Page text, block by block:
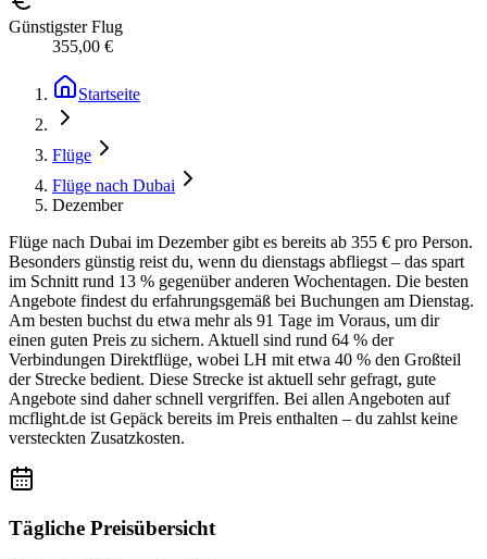
Günstigster Flug
355,00 €
Startseite
Flüge
Flüge nach Dubai
Dezember
Flüge nach Dubai im Dezember gibt es bereits ab 355 € pro Person.
Besonders günstig reist du, wenn du dienstags abfliegst – das spart
im Schnitt rund 13 % gegenüber anderen Wochentagen. Die besten
Angebote findest du erfahrungsgemäß bei Buchungen am Dienstag.
Am besten buchst du etwa mehr als 91 Tage im Voraus, um dir
einen guten Preis zu sichern. Aktuell sind rund 64 % der
Verbindungen Direktflüge, wobei LH mit etwa 40 % den Großteil
der Strecke bedient. Diese Strecke ist aktuell sehr gefragt, gute
Angebote sind daher schnell vergriffen. Bei allen Angeboten auf
mcflight.de ist Gepäck bereits im Preis enthalten – du zahlst keine
versteckten Zusatzkosten.
Tägliche Preisübersicht